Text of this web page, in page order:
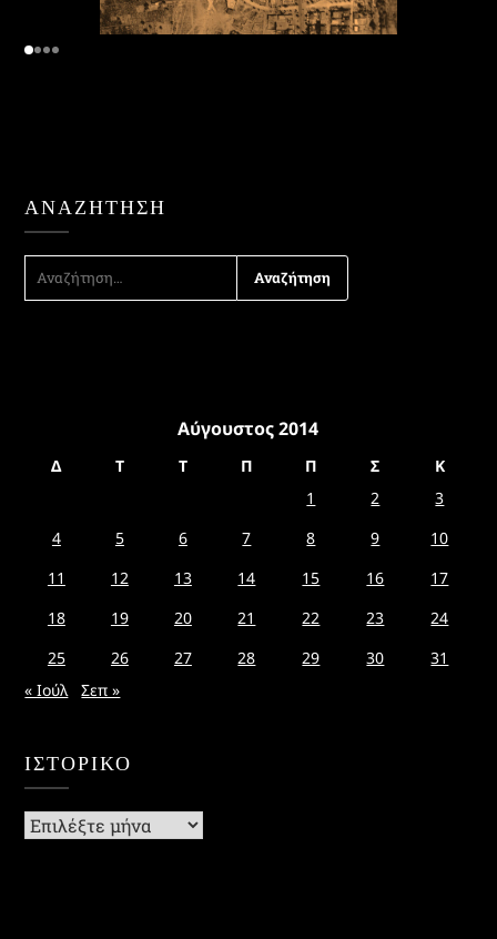
ΑΝΑΖΉΤΗΣΗ
ΑΝΑΖΉΤΗΣΗ
ΓΙΑ:
Αύγουστος 2014
Δ Τ Τ Π Π Σ
Κ
1
2
3
4
5 6 7 8 9
10
11
12 13 14 15 16
17
18
19 20 21 22 23
24
25
26 27 28 29 30
31
« Ιούλ
Σεπ »
ΙΣΤΟΡΙΚΌ
Ιστορικό